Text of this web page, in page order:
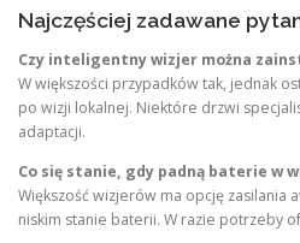
Najczęściej zadawane
Czy inteligentny wizjer można
W większości przypadków tak, jednak
po wizji lokalnej. Niektóre drzwi
adaptacji.
Co się stanie, gdy padną baterie w
Większość wizjerów ma opcję zasilania
niskim stanie baterii. W razie potrzeby